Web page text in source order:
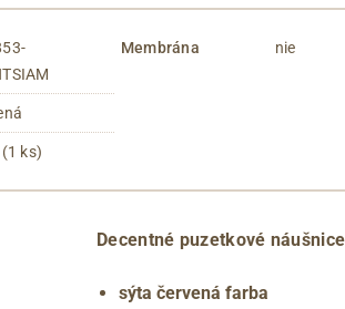
ks)
Membrána nie
Decentné puzetkové náušnice
sýta červená farba